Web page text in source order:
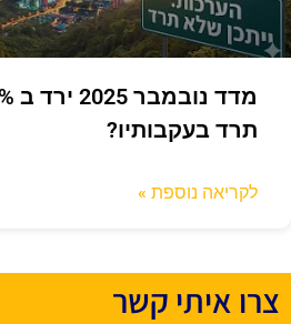
תרד בעקבותיו?
לקריאה נוספת »
צרו איתי קשר